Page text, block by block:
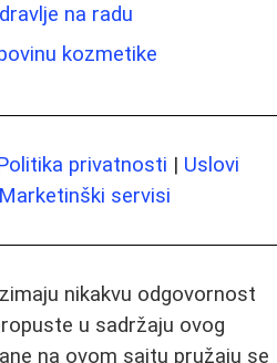
na radu
kozmetike
privatnosti | Uslovi
Marketinški servisi
nikakvu odgovornost
u sadržaju ovog
na ovom sajtu pružaju se